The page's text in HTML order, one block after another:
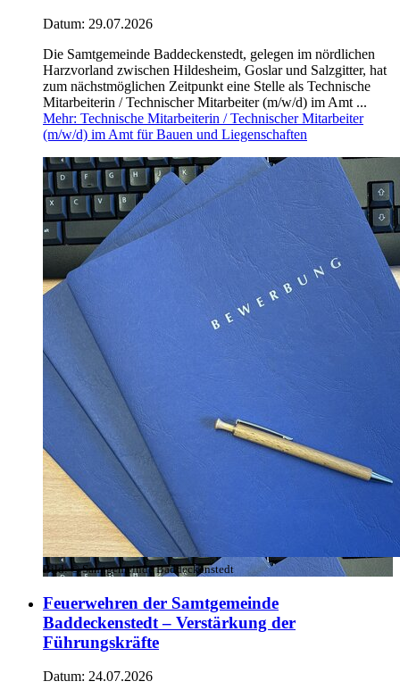
Datum: 29.07.2026
Die Samtgemeinde Baddeckenstedt, gelegen im nördlichen
Harzvorland zwischen Hildesheim, Goslar und Salzgitter, hat
zum nächstmöglichen Zeitpunkt eine Stelle als Technische
Mitarbeiterin / Technischer Mitarbeiter (m/w/d) im Amt ...
Mehr: Technische Mitarbeiterin / Technischer Mitarbeiter
(m/w/d) im Amt für Bauen und Liegenschaften
Bild:© Samtgemeinde Baddeckenstedt
Feuerwehren der Samtgemeinde
Baddeckenstedt – Verstärkung der
Führungskräfte
Datum: 24.07.2026